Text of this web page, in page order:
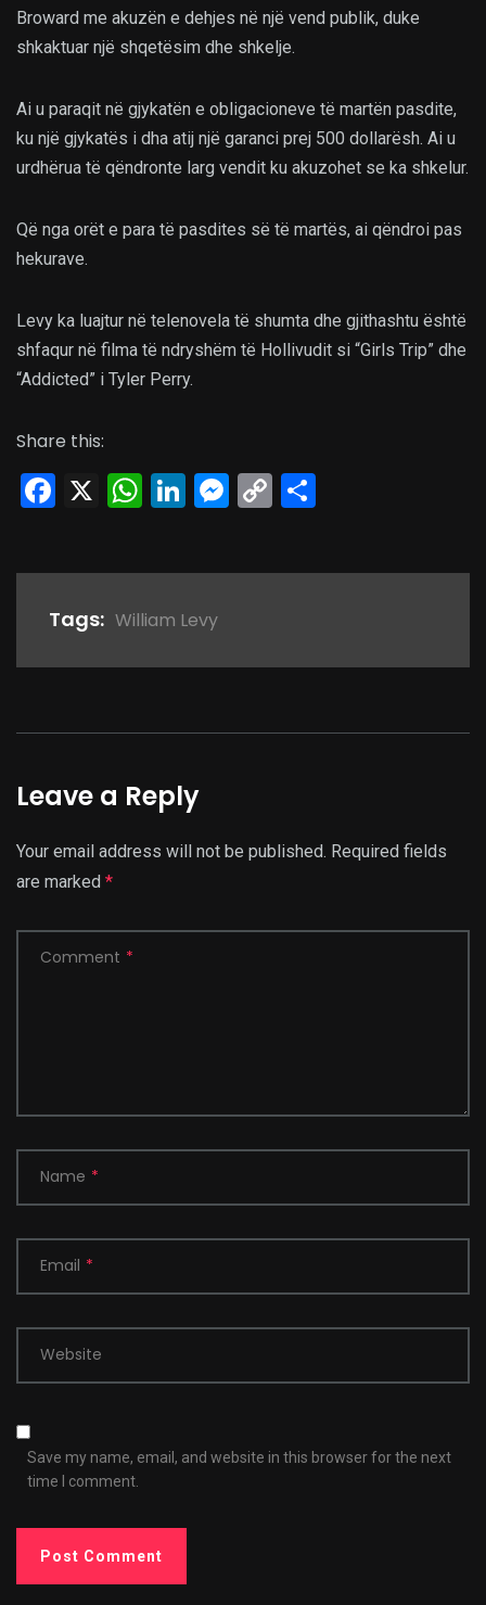
Broward me akuzën e dehjes në një vend publik, duke
shkaktuar një shqetësim dhe shkelje.
Ai u paraqit në gjykatën e obligacioneve të martën pasdite,
ku një gjykatës i dha atij një garanci prej 500 dollarësh. Ai u
urdhërua të qëndronte larg vendit ku akuzohet se ka shkelur.
Që nga orët e para të pasdites së të martës, ai qëndroi pas
hekurave.
Levy ka luajtur në telenovela të shumta dhe gjithashtu është
shfaqur në filma të ndryshëm të Hollivudit si “Girls Trip” dhe
“Addicted” i Tyler Perry.
Share this:
Facebook
X WhatsApp
LinkedIn
Messenger
Copy
Link
Tags: William Levy
Leave a Reply
Your email address will not be published. Required fields
are marked *
Comment *
Name *
Email *
Website
Save my name, email, and website in this browser for the next
time I comment.